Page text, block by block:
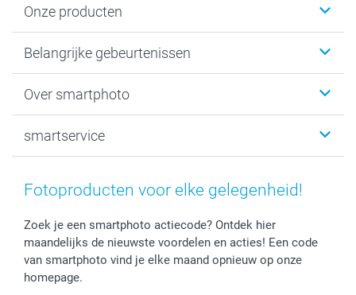
Onze producten
Fotogeschenken
Fotoprints, Fotoposter & Fotoalbum met fotoprints
MyNameBook
Stickers en Etiketten
Fotokaders, Decoratie en Snoepjes
Fotokalenders & Fotoagenda's
Belangrijke gebeurtenissen
Baby
Communie- en Lentefeest
Geschenken voor hem
Afstuderen
Moederdag
Vaderdag
Verjaardag
Geboorte
Over smartphoto
Duurzaamheid
Voorwaarden
Herroepingsrecht
Klachtenregeling
Wettelijke garantie
Privacybeleid
Cookiebeleid
smartservice
smartgarantie
smartbonus
Betalingsmogelijkheden
Grote bestellingen
Levering
Mijn orderstatus
Fotoproducten voor elke gelegenheid!
Zoek je een smartphoto actiecode? Ontdek hier
maandelijks de nieuwste voordelen en acties! Een code
van smartphoto vind je elke maand opnieuw op onze
homepage.